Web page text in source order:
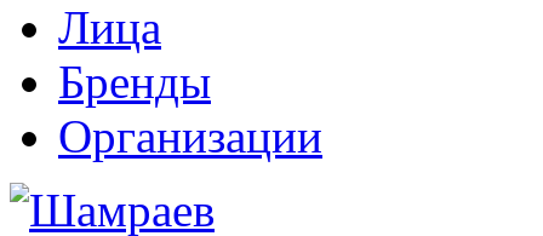
Лица
Бренды
Организации